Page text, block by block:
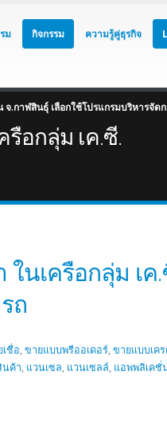
ม กิจกรรม ความรู้คู่ธุรกิจ
.กาฬสินธุ์ เลือกใช้โปรแกรมบริหารจัด
อกลุ่ม เค.ซี.
นเครือกลุ่ม เค
ถ
ชื่อ,ขายแบบพรีออเดอร์,ขายแบบเค
นค้า, แวนเซล, แวนเซลล์, แอพพลิเคชั่